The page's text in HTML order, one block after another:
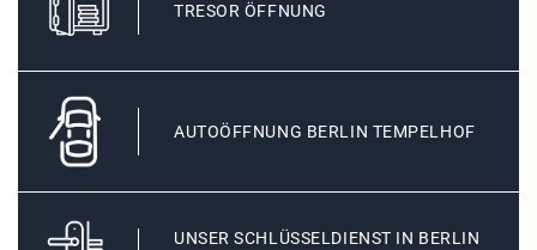
TRESOR ÖFFNUNG
AUTOÖFFNUNG BERLIN TEMPELHOF
UNSER SCHLÜSSELDIENST IN BERLIN